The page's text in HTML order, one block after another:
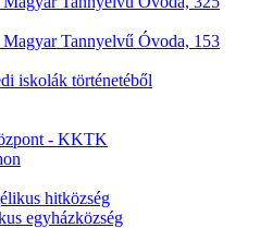
Magyar Tannyelvű Óvoda, 153
iskolák történetéből
- KKTK
hitközség
egyházközség